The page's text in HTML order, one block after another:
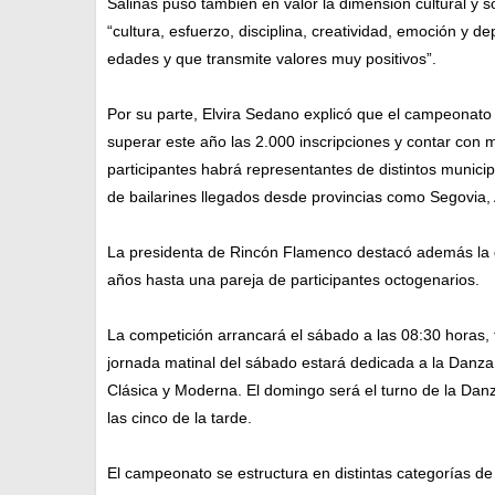
“cultura, esfuerzo, disciplina, creatividad, emoción y
edades y que transmite valores muy positivos”.
Por su parte, Elvira Sedano explicó que el
superar este año las 2.000 inscripciones y contar con
participantes habrá representantes de distintos
de bailarines llegados desde provincias como
La presidenta de Rincón Flamenco destacó además
años hasta una pareja de participantes octogenarios.
La competición arrancará el sábado a las 08:30
jornada matinal del sábado estará dedicada a la
Clásica y Moderna. El domingo será el turno de la
las cinco de la tarde.
El campeonato se estructura en distintas categorías